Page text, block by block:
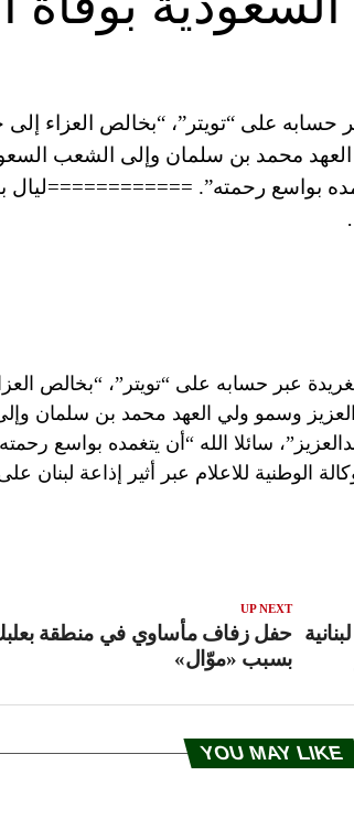
على “تويتر”، “بخالص العزاء إلى
محمد بن سلمان وإلى الشعب
بواسع رحمته”. ============ليال
عبر حسابه على “تويتر”، “بخالص
وسمو ولي العهد محمد بن سلمان
سائلا الله “أن يتغمده بواسع
UP NEXT
حفل زفاف مأساوي في منطقة
بسبب «موّال»
YOU MAY LIKE